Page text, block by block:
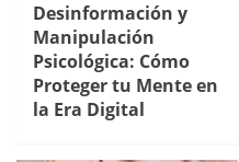
Desinformación y
Manipulación
Psicológica: Cómo
Proteger tu Mente en
la Era Digital